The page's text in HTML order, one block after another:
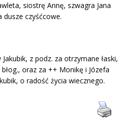
siostrę Annę, szwagra Jana
dusze czyśćcowe.
z podz. za otrzymane łaski,
oraz za ++ Monikę i Józefa
o radość życia wiecznego.